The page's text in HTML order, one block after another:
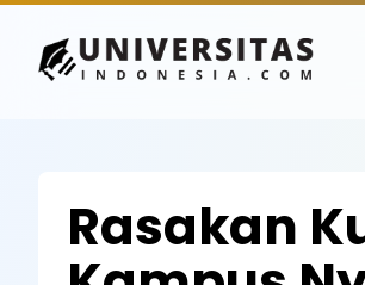
Rasakan